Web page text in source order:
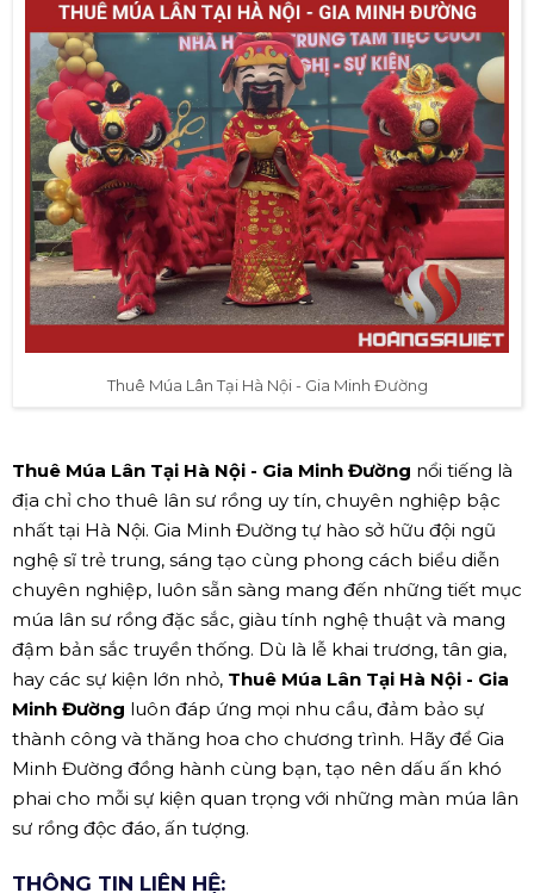
Thuê Múa Lân Tại Hà Nội - Gia Minh Đường
Thuê Múa Lân Tại Hà Nội - Gia Minh Đường nổi tiếng là
địa chỉ cho thuê lân sư rồng uy tín, chuyên nghiệp bậc
nhất tại Hà Nội. Gia Minh Đường tự hào sở hữu đội ngũ
nghệ sĩ trẻ trung, sáng tạo cùng phong cách biểu diễn
chuyên nghiệp, luôn sẵn sàng mang đến những tiết mục
múa lân sư rồng đặc sắc, giàu tính nghệ thuật và mang
đậm bản sắc truyền thống. Dù là lễ khai trương, tân gia,
hay các sự kiện lớn nhỏ, Thuê Múa Lân Tại Hà Nội - Gia
Minh Đường luôn đáp ứng mọi nhu cầu, đảm bảo sự
thành công và thăng hoa cho chương trình. Hãy để Gia
Minh Đường đồng hành cùng bạn, tạo nên dấu ấn khó
phai cho mỗi sự kiện quan trọng với những màn múa lân
sư rồng độc đáo, ấn tượng.
THÔNG TIN LIÊN HỆ: